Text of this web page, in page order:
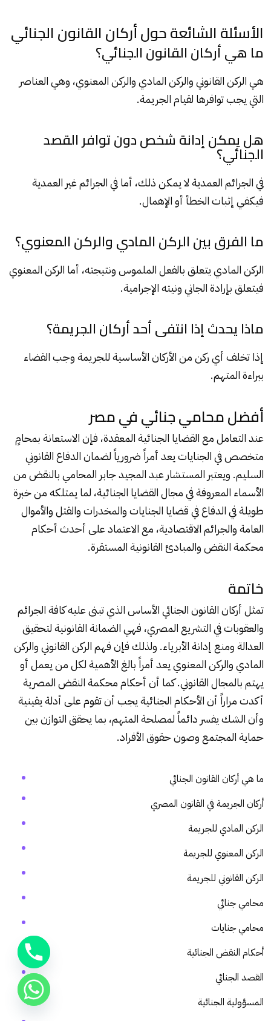
الأسئلة الشائعة حول أركان القانون الجنائي
ما هي أركان القانون الجنائي؟
هي الركن القانوني والركن المادي والركن المعنوي، وهي العناصر
التي يجب توافرها لقيام الجريمة.
هل يمكن إدانة شخص دون توافر القصد
الجنائي؟
في الجرائم العمدية لا يمكن ذلك، أما في الجرائم غير العمدية
فيكفي إثبات الخطأ أو الإهمال.
ما الفرق بين الركن المادي والركن المعنوي؟
الركن المادي يتعلق بالفعل الملموس ونتيجته، أما الركن المعنوي
فيتعلق بإرادة الجاني ونيته الإجرامية.
ماذا يحدث إذا انتفى أحد أركان الجريمة؟
إذا تخلف أي ركن من الأركان الأساسية للجريمة وجب القضاء
ببراءة المتهم.
أفضل محامي جنائي في مصر
عند التعامل مع القضايا الجنائية المعقدة، فإن الاستعانة بمحامٍ
متخصص في الجنايات يعد أمراً ضرورياً لضمان الدفاع القانوني
السليم. ويعتبر المستشار عبد المجيد جابر المحامي بالنقض من
الأسماء المعروفة في مجال القضايا الجنائية، لما يمتلكه من خبرة
طويلة في الدفاع في قضايا الجنايات والمخدرات والقتل والأموال
العامة والجرائم الاقتصادية، مع الاعتماد على أحدث أحكام
محكمة النقض والمبادئ القانونية المستقرة.
خاتمة
تمثل أركان القانون الجنائي الأساس الذي تبنى عليه كافة الجرائم
والعقوبات في التشريع المصري، فهي الضمانة القانونية لتحقيق
العدالة ومنع إدانة الأبرياء. ولذلك فإن فهم الركن القانوني والركن
المادي والركن المعنوي يعد أمراً بالغ الأهمية لكل من يعمل أو
يهتم بالمجال القانوني. كما أن أحكام محكمة النقض المصرية
أكدت مراراً أن الأحكام الجنائية يجب أن تقوم على أدلة يقينية
وأن الشك يفسر دائماً لمصلحة المتهم، بما يحقق التوازن بين
حماية المجتمع وصون حقوق الأفراد.
ما هي أركان القانون الجنائي
أركان الجريمة في القانون المصري
الركن المادي للجريمة
الركن المعنوي للجريمة
الركن القانوني للجريمة
محامي جنائي
محامي جنايات
أحكام النقض الجنائية
القصد الجنائي
المسؤولية الجنائية